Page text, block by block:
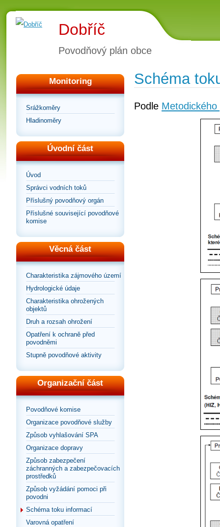
Dobříč
Povodňový plán obce
Monitoring
Srážkoměry
Hladinoměry
Úvodní část
Úvod
Správci vodních toků
Příslušný povodňový orgán
Příslušné související povodňové
komise
Věcná část
Charakteristika zájmového území
Hydrologické údaje
Charakteristika ohrožených
objektů
Druh a rozsah ohrožení
Opatření k ochraně před
povodněmi
Stupně povodňové aktivity
Organizační část
Povodňové komise
Organizace povodňové služby
Způsob vyhlašování SPA
Organizace dopravy
Způsob zabezpečení
záchranných a zabezpečovacích
prostředků
Způsob vyžádání pomoci při
povodni
Schéma toku informací
Varovná opatření
Schéma
Podle